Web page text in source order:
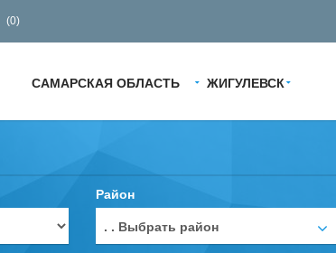
(0)
САМАРСКАЯ ОБЛАСТЬ ЖИГУЛЕВСК
Район
. . Выбрать район